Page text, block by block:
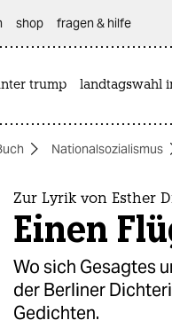
shop fragen & hilfe
trump landtagswahl
Nationalsozialismus
Zur Lyrik von Esther
Einen
Wo sich Gesagtes
der Berliner
Gedichten.